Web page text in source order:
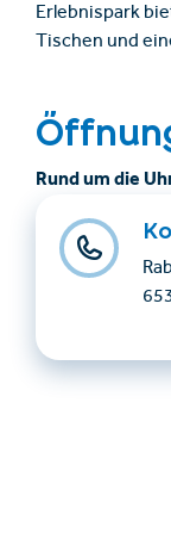
Erlebnispark
Tischen und
Rund um die